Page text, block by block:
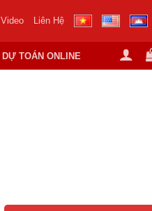
Video Liên Hệ
DỰ TOÁN ONLINE